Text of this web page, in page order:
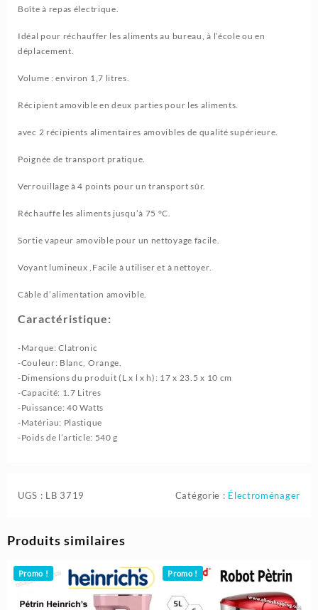
Boîte à repas électrique.
Idéal pour réchauffer les aliments au bureau, à l’école ou en
déplacement.
Volume : environ 1,7 litres.
Récipient amovible en deux parties pour les aliments.
avec 2 récipients alimentaires amovibles de qualité supérieure.
Poignée de transport pratique.
Verrouillage à 4 points pour un transport sûr.
Réchauffe les aliments jusqu’à 75 °C.
Sortie vapeur amovible pour un nettoyage facile.
Voyant lumineux ,Facile à utiliser et à nettoyer.
Câble d’alimentation amovible.
Caractéristique:
-Marque: ‎Clatronic
-Couleur: Blanc, Orange.
-Dimensions du produit (L x l x h): 17 x 23.5 x 10 cm
-Capacité:‎ 1.7 Litres
-Puissance:‎ 40 Watts
-Matériau: ‎Plastique
-Poids de l’article: 540 g
UGS : LB 3719 Catégorie : Électroménager
Produits similaires
Promo ! Promo !